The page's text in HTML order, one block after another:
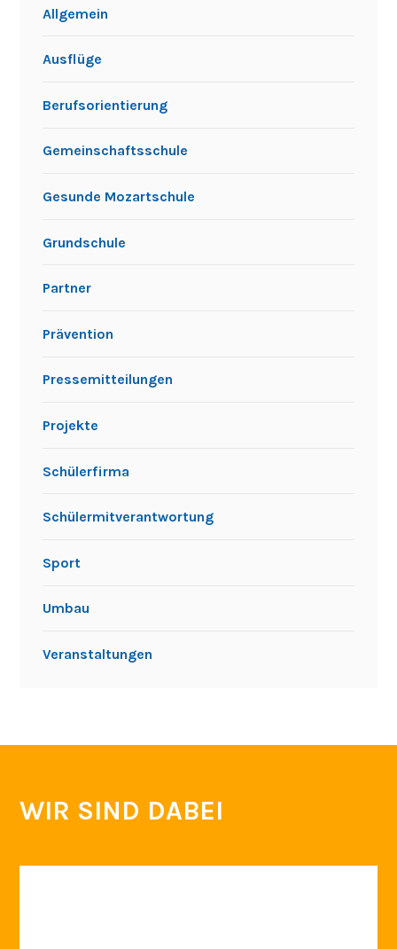
Allgemein
Ausflüge
Berufsorientierung
Gemeinschaftsschule
Gesunde Mozartschule
Grundschule
Partner
Prävention
Pressemitteilungen
Projekte
Schülerfirma
Schülermitverantwortung
Sport
Umbau
Veranstaltungen
WIR SIND DABEI